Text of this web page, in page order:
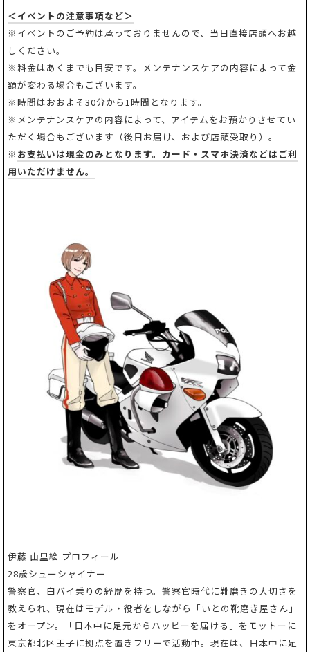
＜イベントの注意事項など＞
※イベントのご予約は承っておりませんので、当日直接店頭へお越
しください。
※料金はあくまでも目安です。メンテナンスケアの内容によって金
額が変わる場合もございます。
※時間はおおよそ30分から1時間となります。
※メンテナンスケアの内容によって、アイテムをお預かりさせてい
ただく場合もございます（後日お届け、および店頭受取り）。
※ お支払いは現金のみとなります。カード・スマホ決済などはご利
用いただけません。
伊藤 由里絵 プロフィール
28歳シューシャイナー
警察官、白バイ乗りの経歴を持つ。警察官時代に靴磨きの大切さを
教えられ、現在はモデル・役者をしながら「いとの靴磨き屋さん」
をオープン。「日本中に足元からハッピーを届ける」をモットーに
東京都北区王子に拠点を置きフリーで活動中。現在は、日本中に足